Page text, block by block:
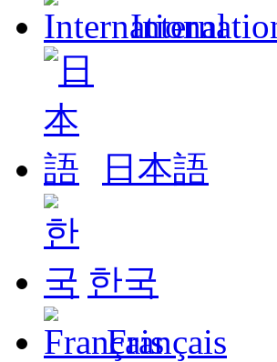
日本語
한국
Français